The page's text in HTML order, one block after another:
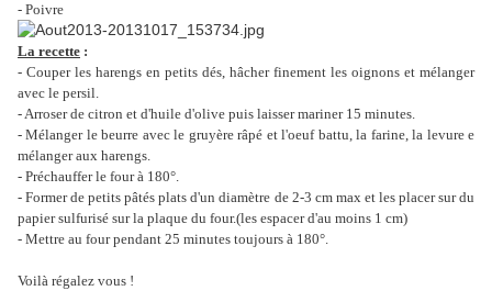
- Poivre
La recette :
- Couper les harengs en petits dés, hâcher finement les oignons et mélanger
avec le persil.
- Arroser de citron et d'huile d'olive puis laisser mariner 15 minutes.
- Mélanger le beurre avec le gruyère râpé et l'oeuf battu, la farine, la levure e
mélanger aux harengs.
- Préchauffer le four à 180°.
- Former de petits pâtés plats d'un diamètre de 2-3 cm max et les placer sur du
papier sulfurisé sur la plaque du four.(les espacer d'au moins 1 cm)
- Mettre au four pendant 25 minutes toujours à 180°.
Voilà régalez vous !